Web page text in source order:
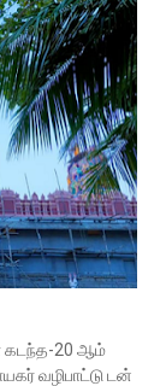
கடந்த-20 ஆம்
வழிபாட்டு டன்